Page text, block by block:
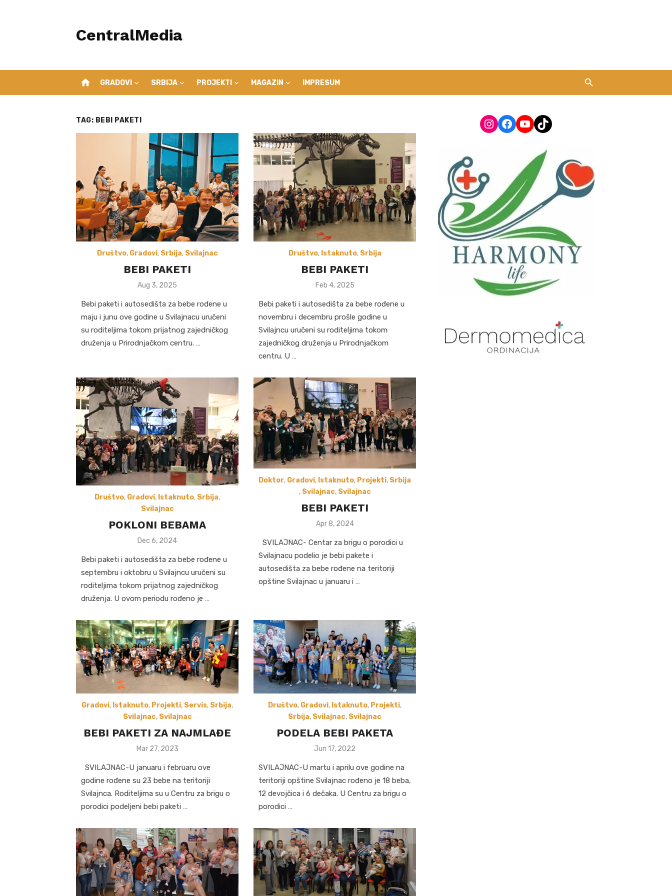
CentralMedia
home GRADOVI SRBIJA PROJEKTI MAGAZIN IMPRESUM
TAG: BEBI PAKETI
Društvo, Gradovi, Srbija, Svilajnac
BEBI PAKETI
Posted
Aug 3, 2025
Bebi paketi i autosedišta za bebe rođene u
maju i junu ove godine u Svilajnacu uručeni
su roditeljima tokom prijatnog zajedničkog
druženja u Prirodnjačkom centru. …
Društvo, Istaknuto, Srbija
BEBI PAKETI
Posted
Feb 4, 2025
Bebi paketi i autosedišta za bebe rođene u
novembru i decembru prošle godine u
Svilajncu uručeni su roditeljima tokom
zajedničkog druženja u Prirodnjačkom
centru. U …
Društvo, Gradovi, Istaknuto, Srbija,
Svilajnac
POKLONI BEBAMA
Posted
Dec 6, 2024
Bebi paketi i autosedišta za bebe rođene u
septembru i oktobru u Svilajncu uručeni su
roditeljima tokom prijatnog zajedničkog
druženja. U ovom periodu rođeno je …
Doktor, Gradovi, Istaknuto, Projekti, Srbija
, Svilajnac, Svilajnac
BEBI PAKETI
Posted
Apr 8, 2024
SVILAJNAC- Centar za brigu o porodici u
Svilajnacu podelio je bebi pakete i
autosedišta za bebe rođene na teritoriji
opštine Svilajnac u januaru i …
Gradovi, Istaknuto, Projekti, Servis, Srbija,
Svilajnac, Svilajnac
BEBI PAKETI ZA NAJMLAĐE
Posted
Mar 27, 2023
SVILAJNAC-U januaru i februaru ove
godine rođene su 23 bebe na teritoriji
Svilajnca. Roditeljima su u Centru za brigu o
porodici podeljeni bebi paketi …
Društvo, Gradovi, Istaknuto, Projekti,
Srbija, Svilajnac, Svilajnac
PODELA BEBI PAKETA
Posted
Jun 17, 2022
SVILAJNAC-U martu i aprilu ove godine na
teritoriji opštine Svilajnac rođeno je 18 beba,
12 devojčica i 6 dečaka. U Centru za brigu o
porodici …
Instagram
Facebook
YouTube
TikTok